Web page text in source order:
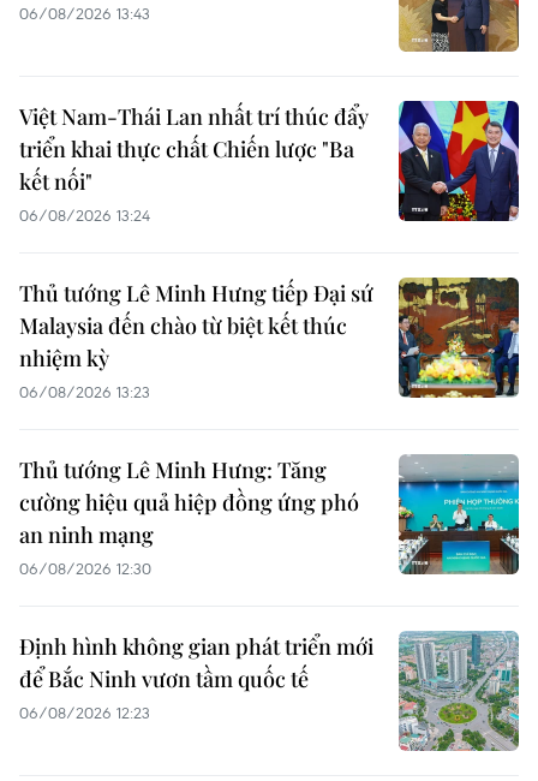
06/08/2026 13:43
Việt Nam-Thái Lan nhất trí thúc đẩy
triển khai thực chất Chiến lược "Ba
kết nối"
06/08/2026 13:24
Thủ tướng Lê Minh Hưng tiếp Đại sứ
Malaysia đến chào từ biệt kết thúc
nhiệm kỳ
06/08/2026 13:23
Thủ tướng Lê Minh Hưng: Tăng
cường hiệu quả hiệp đồng ứng phó
an ninh mạng
06/08/2026 12:30
Định hình không gian phát triển mới
để Bắc Ninh vươn tầm quốc tế
06/08/2026 12:23